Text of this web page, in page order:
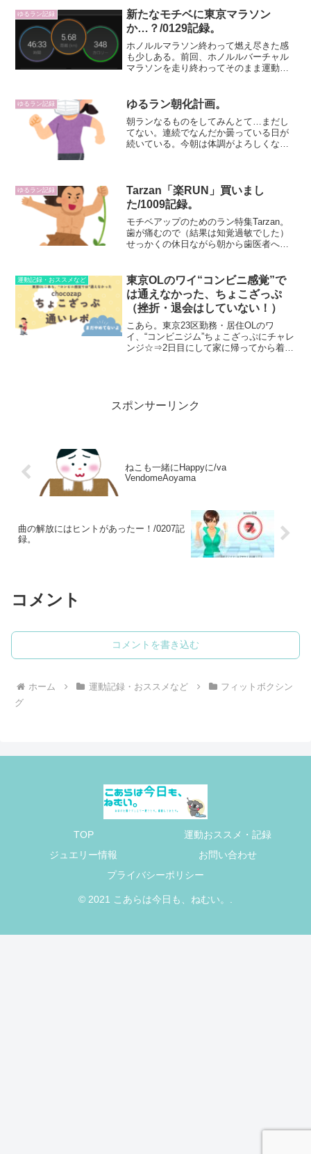
で１周出来たら私にとってはすごくいい
ペース！と思うことにして...
ゆるラン記録
新たなモチベに東京マラソン
か…？/0129記録。
ホノルルマラソン終わって燃え尽きた感
も少しある。前回、ホノルルバーチャル
マラソンを走り終わってそのまま運動で
ぽか＆暇だった（コロナ対策で予定見送
った）のでのんびり走って...
ゆるラン記録 ゆるラン朝化計画。
朝ランなるものをしてみんとて…まだし
てない。連続でなんだか曇っている日が
続いている。今朝は体調がよろしくな
た朝ランのことを考えてみた...
ゆるラン記録
Tarzan「楽RUN」買いまし
た/1009記録。
モチベアップのためのラン特集Tarzan。
歯が痛むので（結果は知覚過敏でした）
せっかくの休日ながら朝から歯医者へ。
ど１時間以上かけて通院中。通院に１時
間かかることよりも...
運動記録・おススメなど
東京OLのワイ“コンビニ感覚”で
は通えなかった、ちょこざっぷ
（挫折・退会はしていない！）
こあら。東京23区勤務・居住OLのワ
イ、“コンビニジム”ちょこざっぷにチャレ
ンジ☆⇒2日目にして家に帰ってから着替
スポンサーリンク
ねこも一緒にHappyに/va
VendomeAoyama
曲の解放にはヒントがあったー！/0207記
録。
コメント
コメントを書き込む
ホーム 運動記録・おススメなど
フィットボクシン
グ
TOP
運動おススメ・記録
ジュエリー情報
お問い合わせ
プライバシーポリシー
© 2021 こあらは今日も、ねむい。.